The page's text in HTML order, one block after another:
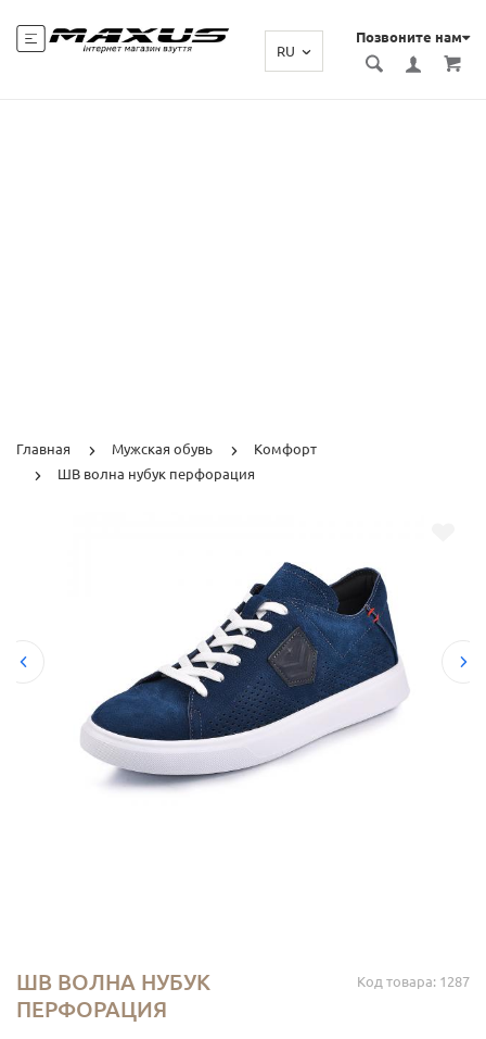
Позвоните нам
RU
Главная Мужская обувь
Комфорт
ШВ волна нубук перфорация
Код товара: 1287
ШВ ВОЛНА НУБУК
ПЕРФОРАЦИЯ